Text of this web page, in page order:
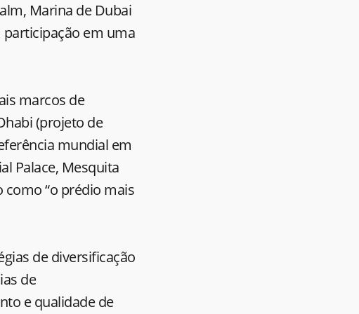
Marina de Dubai
em uma
marcos de
(projeto de
mundial em
Palace, Mesquita
como “o prédio mais
de diversificação
de
e qualidade de